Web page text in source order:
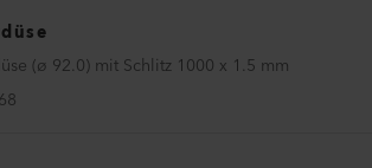
(ø 92.0) mit Schlitz 1000 x 1.5 mm